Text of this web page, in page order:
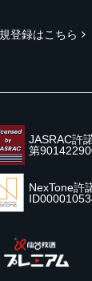
登録はこちら
JASRAC許
第
NexTone許